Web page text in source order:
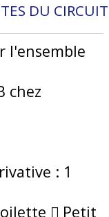
DU CIRCUIT
l'ensemble
chez
: 1
Petit